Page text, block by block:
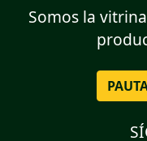
Somos la